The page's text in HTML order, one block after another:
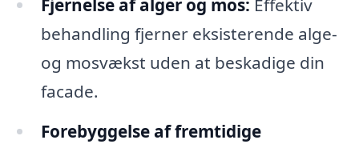
Fjernelse af alger og mos: Effektiv
behandling fjerner eksisterende alge-
og mosvækst uden at beskadige din
facade.
Forebyggelse af fremtidige